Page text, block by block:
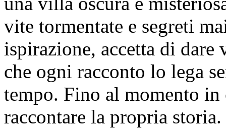
vite tormentate e segreti
ispirazione, accetta di dare
che ogni racconto lo lega
tempo. Fino al momento in
raccontare la propria